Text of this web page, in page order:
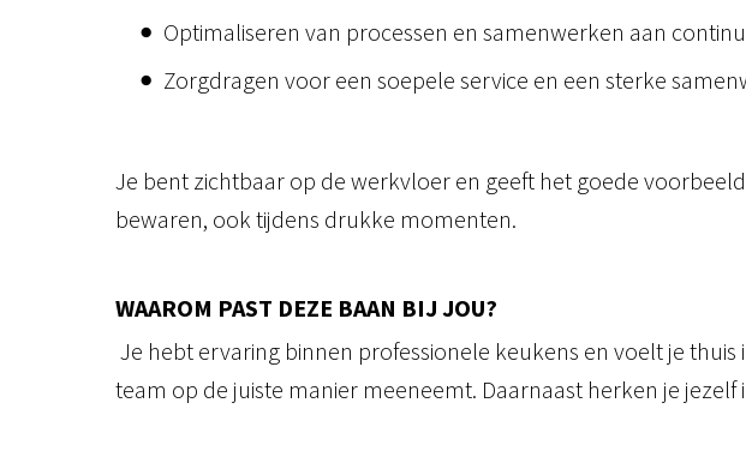
Optimaliseren van processen en samenwerken aan
Zorgdragen voor een soepele service en een sterke
Je bent zichtbaar op de werkvloer en geeft het goede
bewaren, ook tijdens drukke momenten.
WAAROM PAST DEZE BAAN BIJ JOU?
Je hebt ervaring binnen professionele keukens en voelt je
team op de juiste manier meeneemt. Daarnaast herken je jezelf